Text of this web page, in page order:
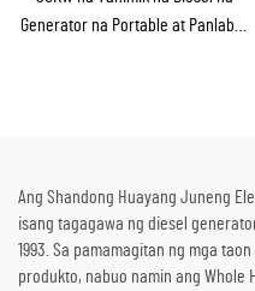
Generator na Portable at Panlabas
Ang Shandong Huayang Juneng
isang tagagawa ng diesel
1993. Sa pamamagitan ng mga
produkto, nabuo namin ang Whole